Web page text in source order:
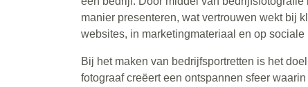
manier presenteren, wat vertrouwen wekt bij
websites, in marketingmateriaal en op
Bij het maken van bedrijfsportretten is het
fotograaf creëert een ontspannen sfeer